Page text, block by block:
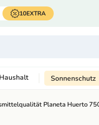
10EXTRA
Haushalt Sonnenschutz
Planeta Huerto